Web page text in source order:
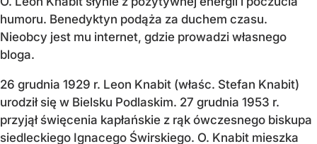
humoru. Benedyktyn podąża za duchem czasu.
Nieobcy jest mu internet, gdzie prowadzi własnego
bloga.
26 grudnia 1929 r. Leon Knabit (właśc. Stefan Knabit)
urodził się w Bielsku Podlaskim. 27 grudnia 1953 r.
przyjął święcenia kapłańskie z rąk ówczesnego biskupa
siedleckiego Ignacego Świrskiego. O. Knabit mieszka